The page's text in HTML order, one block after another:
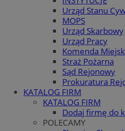
Urząd Stanu
MOPS
Urząd Skarbowy
Urząd Pracy
Komenda
Straż Pożarna
Sąd Rejonowy
Prokuratura
KATALOG FIRM
KATALOG FIRM
Dodaj firmę do
POLECAMY